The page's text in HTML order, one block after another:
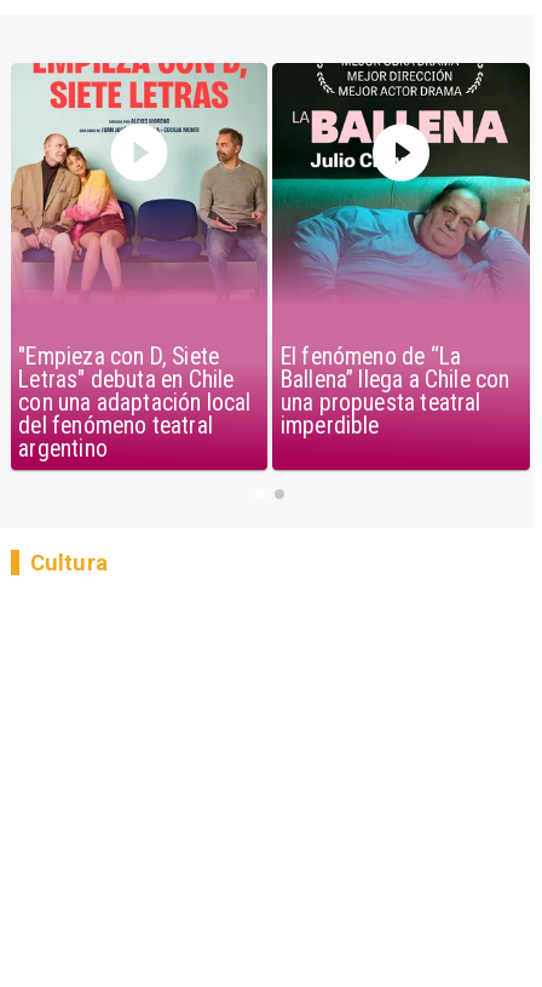
El fenómeno de “La
Ballena” llega a Chile con
una propuesta teatral
imperdible
"Empieza con D, Siete
Letras" debuta en Chile
con una adaptación local
del fenómeno teatral
Cultura